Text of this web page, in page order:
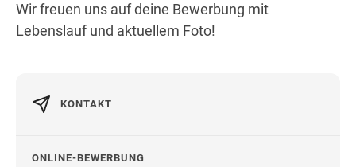
Wir freuen uns auf deine Bewerbung mit
Lebenslauf und aktuellem Foto!
KONTAKT
ONLINE-BEWERBUNG